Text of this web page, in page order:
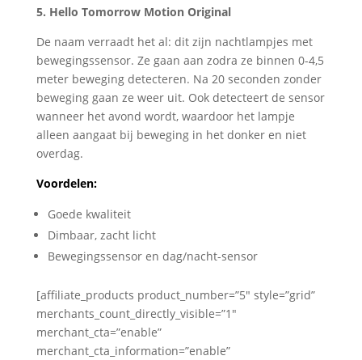
5. Hello Tomorrow Motion Original
De naam verraadt het al: dit zijn nachtlampjes met
bewegingssensor. Ze gaan aan zodra ze binnen 0-4,5
meter beweging detecteren. Na 20 seconden zonder
beweging gaan ze weer uit. Ook detecteert de sensor
wanneer het avond wordt, waardoor het lampje
alleen aangaat bij beweging in het donker en niet
overdag.
Voordelen:
Goede kwaliteit
Dimbaar, zacht licht
Bewegingssensor en dag/nacht-sensor
[affiliate_products product_number=”5″ style=”grid”
merchants_count_directly_visible=”1″
merchant_cta=”enable”
merchant_cta_information=”enable”